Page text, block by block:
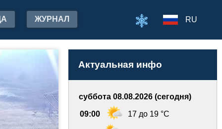
ЖУРНАЛ RU
Актуальная инфо
суббота 08.08.2026 (сегодня)
09:00 17 до 19 °C